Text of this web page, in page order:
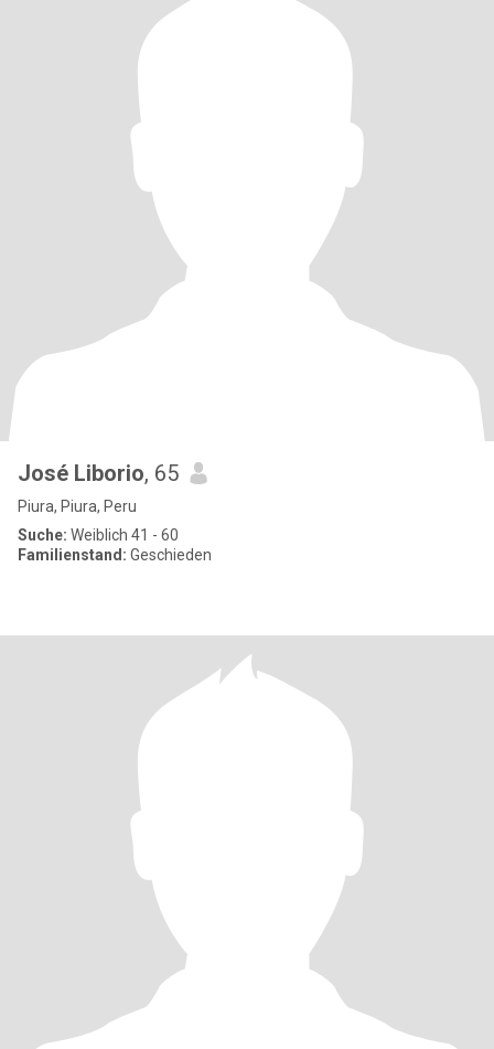
José Liborio, 65
Piura, Piura, Peru
Suche: Weiblich 41 - 60
Familienstand: Geschieden